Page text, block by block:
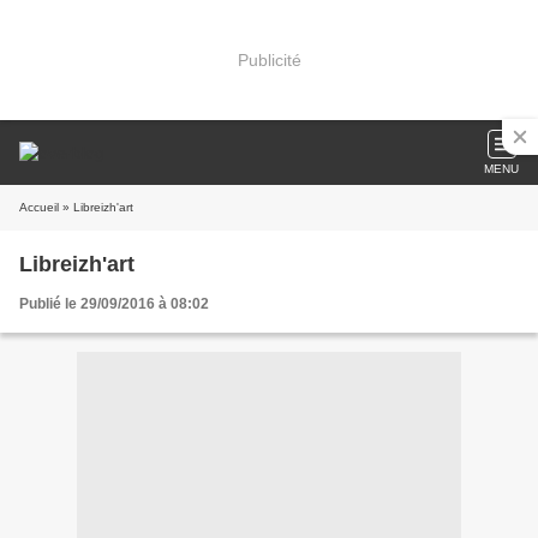
Publicité
MENU
Accueil » Libreizh'art
Libreizh'art
Publié le 29/09/2016 à 08:02